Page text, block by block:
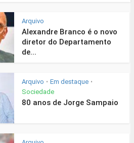
Arquivo
Alexandre Branco é o novo
diretor do Departamento
de...
Arquivo • Em destaque •
Sociedade
80 anos de Jorge Sampaio